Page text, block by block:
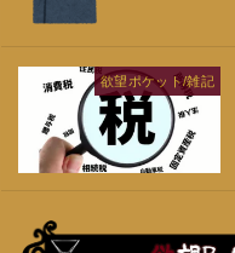
欲望ポケット/雑記